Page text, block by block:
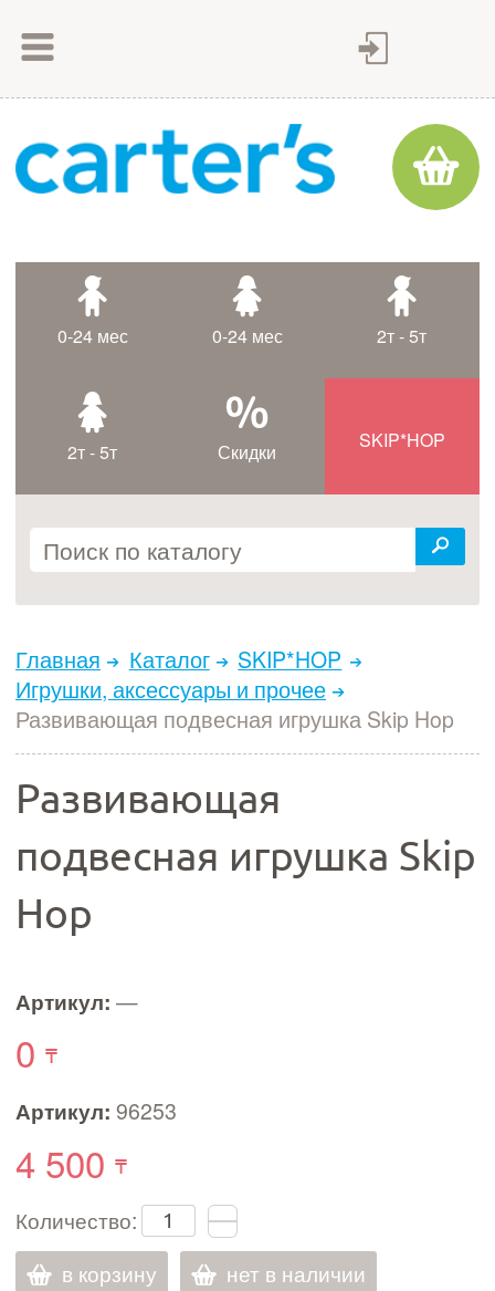
Как оплатить
Доставка товара
Контакты
0-24 мес 0-24 мес 2т - 5т
2т - 5т Скидки SKIP*HOP
Главная Каталог
SKIP*HOP
Игрушки, аксессуары и прочее
Развивающая подвесная игрушка Skip Hop
Развивающая
подвесная игрушка Skip
Hop
Артикул: —
0
Артикул: 96253
4 500
Количество:
в корзину
нет в наличии